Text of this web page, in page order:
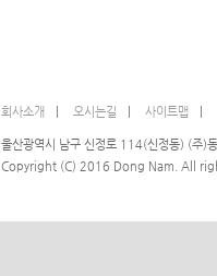
회사소개 오시는길 사이트맵
울산광역시 남구 신정로 114(신정동) (주)
Copyright (C) 2016 Dong Nam. All